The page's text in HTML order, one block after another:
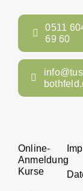
0511
69 60
Online-
Anmeldung
Kurse